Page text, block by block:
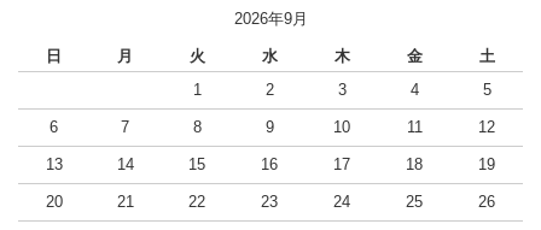
2026年9月
日 月 火 水 木 金
土
1
2 3 4 5
6 7 8 9 10 11 12
13 14 15 16 17 18 19
20 21 22 23 24 25 26